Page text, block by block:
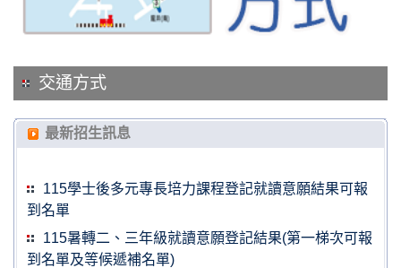
交通方式
最新招生訊息
115學士後多元專長培力課程登記就讀意願結果可報
到名單
115暑轉二、三年級就讀意願登記結果(第一梯次可報
到名單及等候遞補名單)